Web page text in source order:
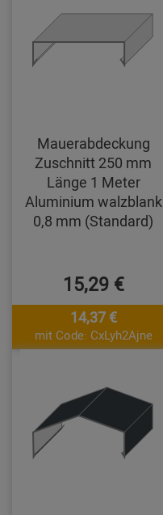
Mauerabdeckung
Zuschnitt 250 mm
Länge 1 Meter
Aluminium walzblank
0,8 mm (Standard)
15,29 €
14,37 €
mit Code: CxLyh2Ajne